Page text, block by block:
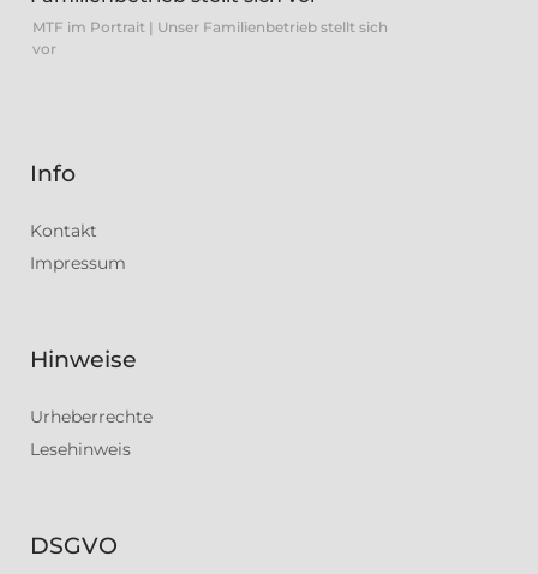
MTF im Portrait | Unser Familienbetrieb stellt sich
vor
Info
Kontakt
Impressum
Hinweise
Urheberrechte
Lesehinweis
DSGVO